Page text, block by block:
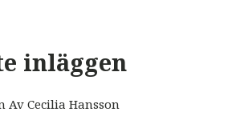
inläggen
Av Cecilia Hansson